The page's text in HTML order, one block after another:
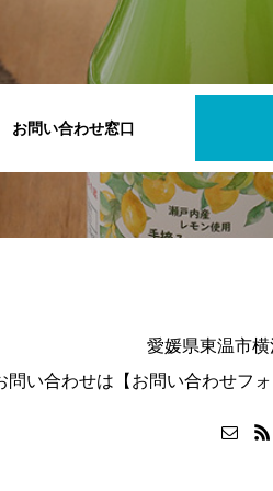
お問い合わせ窓口
愛媛県東温市
問い合わせは【お問い合わせフ